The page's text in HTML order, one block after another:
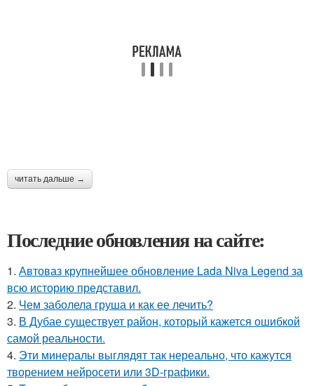
читать дальше →
Последние обновления на сайте:
1. Автоваз крупнейшее обновление Lada Niva Legend за
всю историю представил.
2. Чем заболела груша и как ее лечить?
3. В Дубае существует район, который кажется ошибкой
самой реальности.
4. Эти минералы выглядят так нереально, что кажутся
творением нейросети или 3D-графики.